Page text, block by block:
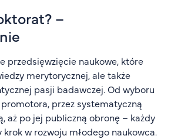
–
przedsięwzięcie naukowe, które
merytorycznej, ale także
pasji badawczej. Od wyboru
przez systematyczną
aż po jej publiczną obronę – każdy
w rozwoju młodego naukowca.